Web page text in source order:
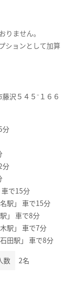
ません。
ションとして加算
沢５４５⁻１６６
分
分
で15分
駅」 車で15分
」 車で8分
駅」 車で7分
田駅」 車で8分
数 2名